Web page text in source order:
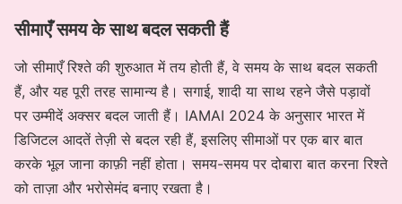
सीमाएँ समय के साथ बदल सकती हैं
जो सीमाएँ रिश्ते की शुरुआत में तय होती हैं, वे समय के साथ बदल सकती
हैं, और यह पूरी तरह सामान्य है। सगाई, शादी या साथ रहने जैसे पड़ावों
पर उम्मीदें अक्सर बदल जाती हैं। IAMAI 2024 के अनुसार भारत में
डिजिटल आदतें तेज़ी से बदल रही हैं, इसलिए सीमाओं पर एक बार बात
करके भूल जाना काफ़ी नहीं होता। समय-समय पर दोबारा बात करना रिश्ते
को ताज़ा और भरोसेमंद बनाए रखता है।